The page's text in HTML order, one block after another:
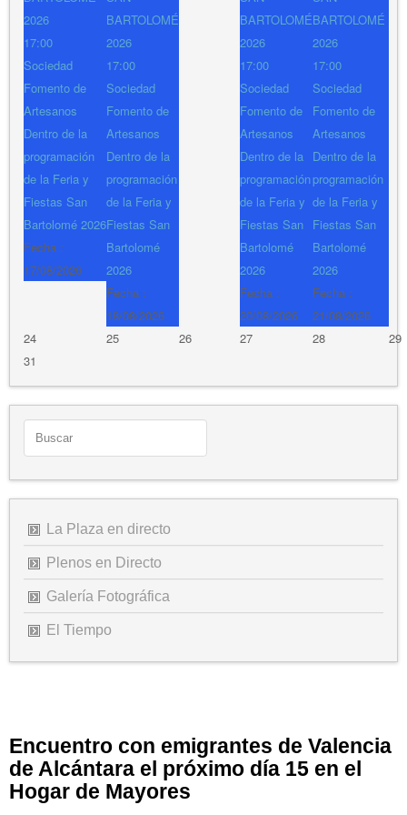
2026
17:00
Sociedad
Fomento de
Artesanos
Dentro de la
programación
de la Feria y
Fiestas San
Bartolomé 2026
Fecha :
17/08/2026
BARTOLOMÉ
2026
17:00
Sociedad
Fomento de
Artesanos
Dentro de la
programación
de la Feria y
Fiestas San
Bartolomé
2026
Fecha :
18/08/2026
BARTOLOMÉ
2026
17:00
Sociedad
Fomento de
Artesanos
Dentro de la
programación
de la Feria y
Fiestas San
Bartolomé
2026
Fecha :
20/08/2026
BARTOLOMÉ
2026
17:00
Sociedad
Fomento de
Artesanos
Dentro de la
programación
de la Feria y
Fiestas San
Bartolomé
2026
Fecha :
21/08/2026
24 25 26 27 28
29
31
La Plaza en directo
Plenos en Directo
Galería Fotográfica
El Tiempo
Encuentro con emigrantes de Valencia
de Alcántara el próximo día 15 en el
Hogar de Mayores